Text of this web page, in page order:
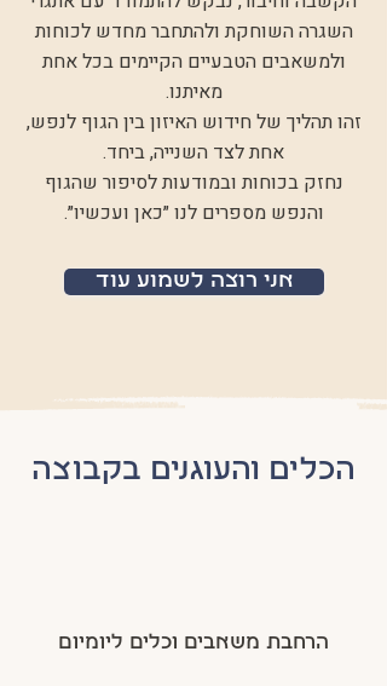
השגרה השוחקת ולהתחבר מחדש לכוחות
ולמשאבים הטבעיים הקיימים בכל אחת
מאיתנו.
זהו תהליך של חידוש האיזון בין הגוף לנפש,
אחת לצד השנייה, ביחד.
נחזק בכוחות ובמודעות לסיפור שהגוף
והנפש מספרים לנו ״כאן ועכשיו״.
אני רוצה לשמוע עוד
הכלים והעוגנים בקבוצה
הרחבת משאבים וכלים ליומיום